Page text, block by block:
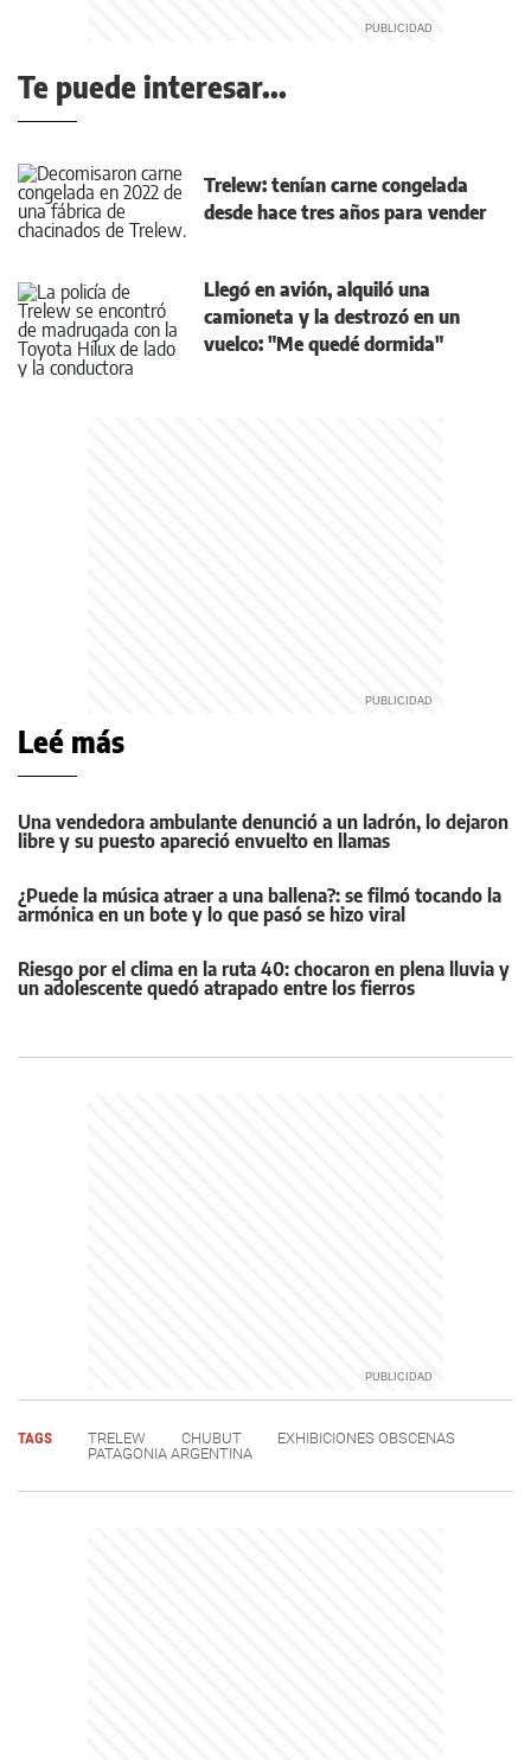
Te puede interesar...
Trelew: tenían carne congelada
desde hace tres años para vender
Llegó en avión, alquiló una
camioneta y la destrozó en un
vuelco: "Me quedé dormida"
Leé más
Una vendedora ambulante denunció a un ladrón, lo dejaron
libre y su puesto apareció envuelto en llamas
¿Puede la música atraer a una ballena?: se filmó tocando la
armónica en un bote y lo que pasó se hizo viral
Riesgo por el clima en la ruta 40: chocaron en plena lluvia y
un adolescente quedó atrapado entre los fierros
TAGS TRELEW CHUBUT
EXHIBICIONES OBSCENAS
PATAGONIA ARGENTINA